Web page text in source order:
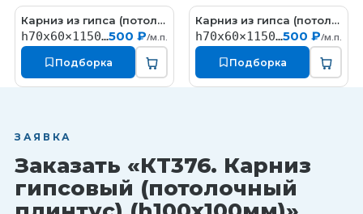
КT327Карниз из гипса (потолочный плинтус) (h70x60мм)
h70x60×1150мм500 ₽/м.п.
Подборка
КT324Карниз из гипса (потолочный плинтус) (h70x60мм)
h70x60×1150мм500 ₽/м.п.
Подборка
ЗАЯВКА
Заказать «КT376. Карниз
гипсовый (потолочный